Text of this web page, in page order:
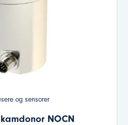
og sensorer
NOCN